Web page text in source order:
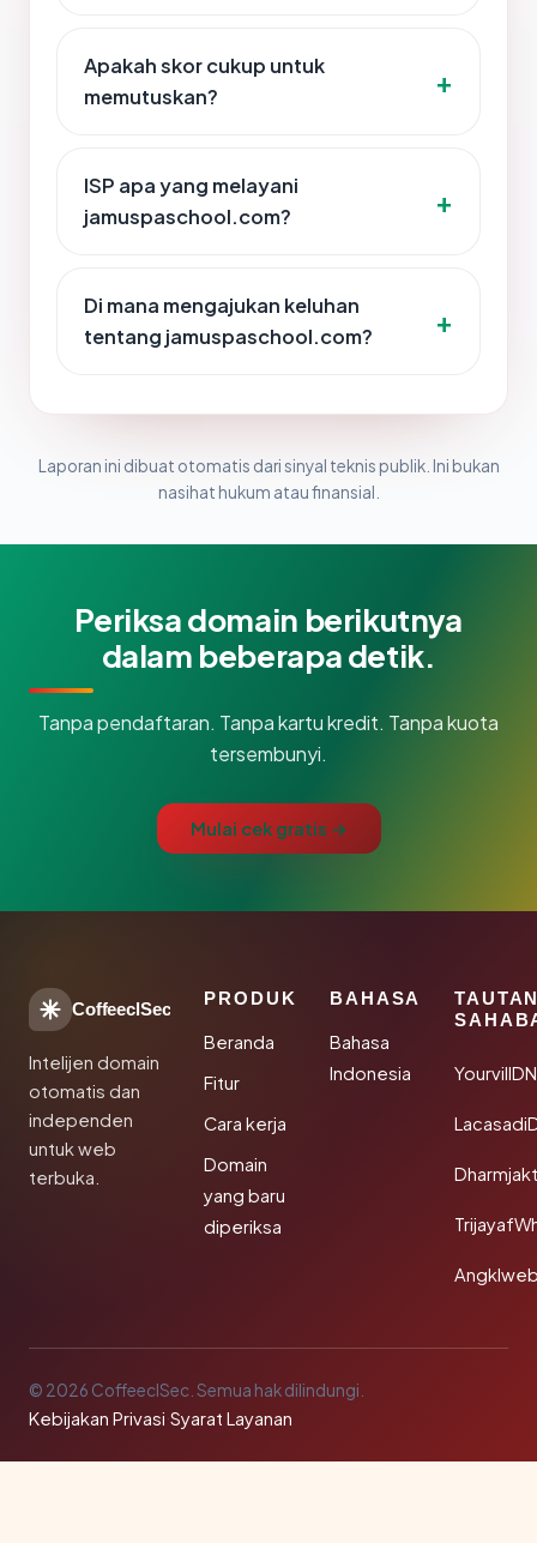
Apakah skor cukup untuk
memutuskan?
ISP apa yang melayani
jamuspaschool.com?
Di mana mengajukan keluhan
tentang jamuspaschool.com?
Laporan ini dibuat otomatis dari sinyal teknis publik. Ini bukan
nasihat hukum atau finansial.
Periksa domain berikutnya
dalam beberapa detik.
Tanpa pendaftaran. Tanpa kartu kredit. Tanpa kuota
tersembunyi.
Mulai cek gratis →
CoffeeclSec
Intelijen domain
otomatis dan
independen
untuk web
terbuka.
PRODUK
Beranda
Fitur
Cara kerja
Domain
yang baru
diperiksa
BAHASA
Bahasa
Indonesia
© 2026 CoffeeclSec. Semua hak dilindungi.
Kebijakan Privasi·Syarat Layanan